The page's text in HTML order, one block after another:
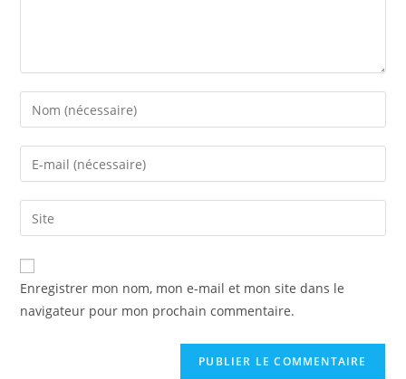
Enregistrer mon nom, mon e-mail et mon site dans le
navigateur pour mon prochain commentaire.